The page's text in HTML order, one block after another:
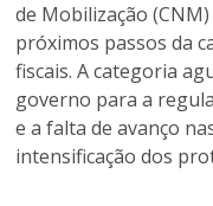
de Mobilização
próximos passos da
fiscais. A categoria
governo para a
e a falta de avanço
intensificação dos